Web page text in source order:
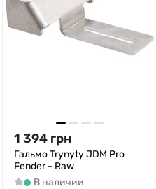
1 394 грн
Гальмо Trynyty JDM Pro
Fender - Raw
В наличии